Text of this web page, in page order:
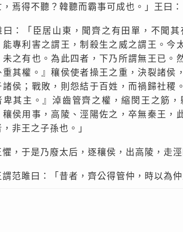
，焉得不聽？韓聽而霸事可成也。」王曰：
曰：「臣居山東，聞齊之有田單，不聞
能專利害之謂王，制殺生之威之謂王。今
未之有也。為此四者，下乃所謂無王已。
重其權。』穰侯使者操王之重，決裂諸侯
諸侯；戰敗，則怨結于百姓，而禍歸社稷
卑其主。』淖齒管齊之權，縮閔王之筋
穰侯用事，高陵、涇陽佐之，卒無秦王，
，非王之子孫也。」
懼，于是乃廢太后，逐穰侯，出高陵，走涇
謂范雎曰：「昔者，齊公得管仲，時以為